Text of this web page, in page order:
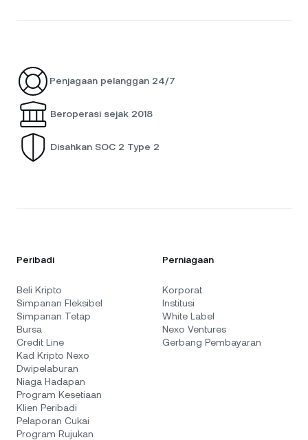
Penjagaan pelanggan 24/7
Beroperasi sejak 2018
Disahkan SOC 2 Type 2
Peribadi
Beli Kripto
Simpanan Fleksibel
Simpanan Tetap
Bursa
Credit Line
Kad Kripto Nexo
Dwipelaburan
Niaga Hadapan
Program Kesetiaan
Klien Peribadi
Pelaporan Cukai
Program Rujukan
Perniagaan
Korporat
Institusi
White Label
Nexo Ventures
Gerbang Pembayaran